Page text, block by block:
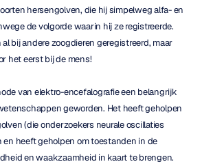
hersengolven, die hij simpelweg alfa- en
de volgorde waarin hij ze registreerde.
bij andere zoogdieren geregistreerd, maar
het eerst bij de mens!
van elektro-encefalografie een belangrijk
geworden. Het heeft geholpen
(die onderzoekers neurale oscillaties
en heeft geholpen om toestanden in de
en waakzaamheid in kaart te brengen.